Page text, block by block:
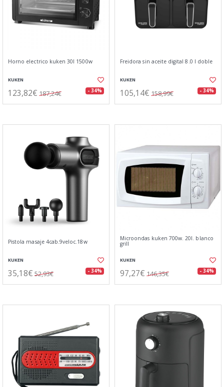
Horno electrico kuken 30l 1500w
KUKEN
123,82€ 187,24€ - 34%
Freidora sin aceite digital 8.0 l doble
KUKEN
105,14€ 158,99€ - 34%
Pistola masaje 4cab.9veloc.18w
KUKEN
35,18€ 52,93€ - 34%
Microondas kuken 700w. 20l. blanco
grill
KUKEN
97,27€ 146,35€ - 34%